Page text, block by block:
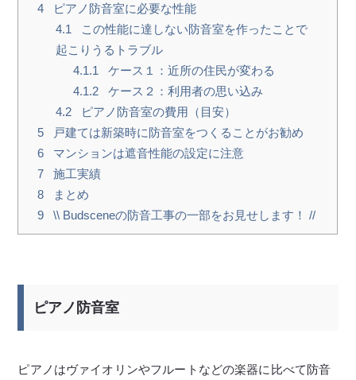
4
ピアノ防音室に必要な性能
4.1
この性能に達しない防音室を作ったことで
起こりうるトラブル
4.1.1
ケース１：近所の住民が変わる
4.1.2
ケース２：利用者の思い込み
4.2
ピアノ防音室の費用（目安）
5
戸建ては新築時に防音室をつくることがお勧め
6
マンションは遮音性能の設定に注意
7
施工実績
8
まとめ
9
\\ Budsceneの防音工事の一部をお見せします！ //
ピアノ防音室
ピアノはヴァイオリンやフルートなどの楽器に比べて防音